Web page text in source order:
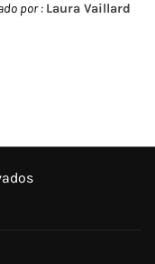
por : Laura Vaillard